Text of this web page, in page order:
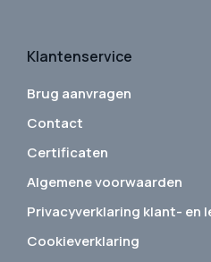
Klantenservice
Brug aanvragen
Contact
Certificaten
Algemene voorwaarden
Privacyverklaring klant- en
Cookieverklaring